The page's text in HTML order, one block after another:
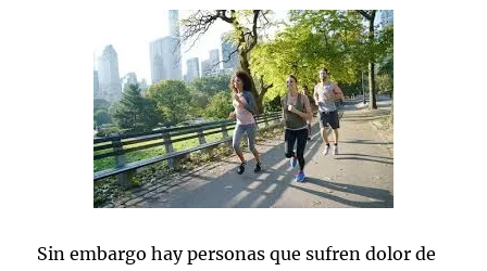
Sin embargo hay personas que sufren dolor de